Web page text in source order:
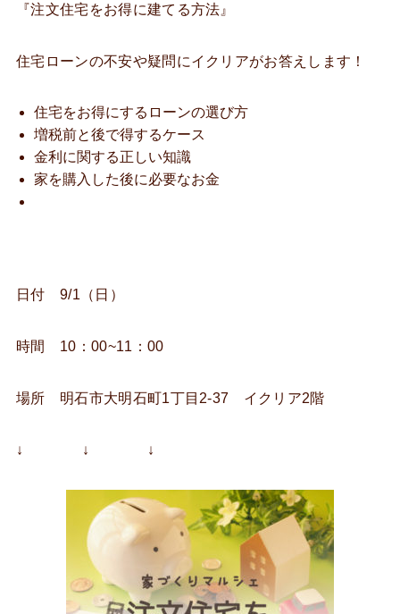
『注文住宅をお得に建てる方法』
住宅ローンの不安や疑問にイクリアがお答えします！
住宅をお得にするローンの選び方
増税前と後で得するケース
金利に関する正しい知識
家を購入した後に必要なお金
日付 9/1（日）
時間 10：00~11：00
場所 明石市大明石町1丁目2-37 イクリア2階
↓ ↓ ↓